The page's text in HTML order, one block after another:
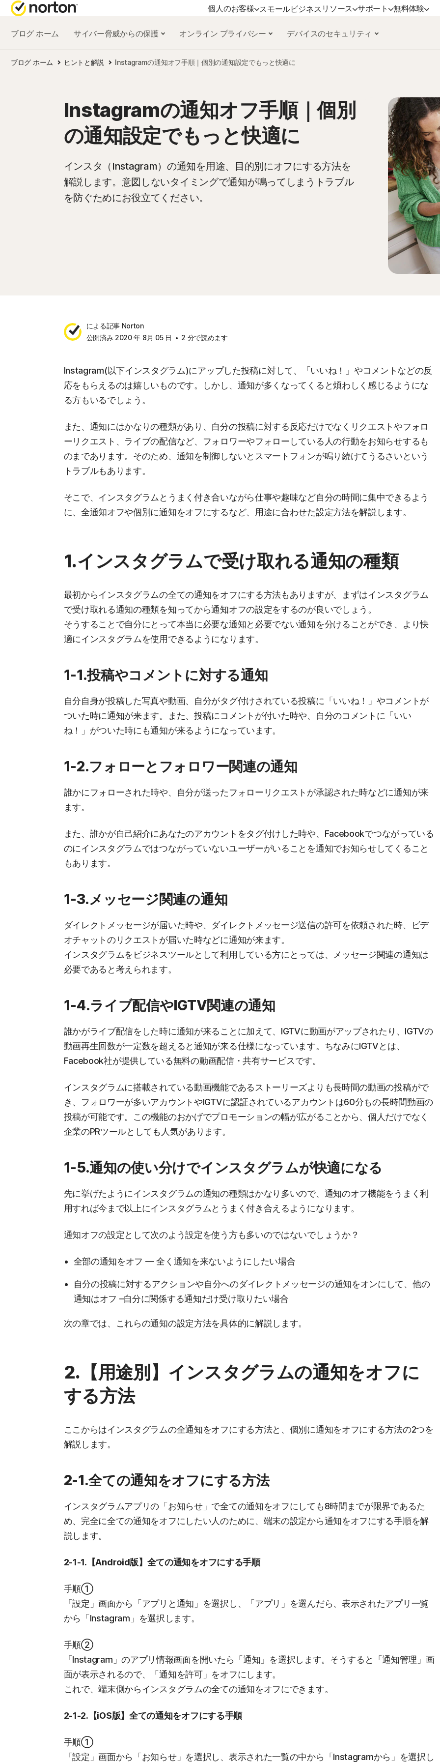
個人のお客様
オールインワン製品
ノートン 360 プレミアム
ノートン 360 スタンダード
ノートン 360 for Gamers
デバイスセキュリティ
ノートン アンチウイルス プラス
Android 版™
ノートン モバイル セキュリティ iOS
版™
すべての製品とサービス
スモールビジネス リソース
ノートンのブログ
プライバシーに関するリソース
サポート
サポート
カスタマーサポート
詳しく見る
無料体験
無料体験
ブログ ホーム サイバー脅威からの保護 オンライン プライバシー デバイスのセキュリティ
ブログ ホーム ヒントと解説 Instagramの通知オフ手順｜個別の通知設定でもっと快適に
Instagramの通知オフ手順｜個別
の通知設定でもっと快適に
インスタ（Instagram）の通知を用途、目的別にオフにする方法を
解説します。意図しないタイミングで通知が鳴ってしまうトラブル
を防ぐためにお役立てください。
による記事 Norton
公開済み 2020 年 8月 05 日
2 分で読めます
Instagram(以下インスタグラム)にアップした投稿に対して、「いいね！」やコメントなどの反
応をもらえるのは嬉しいものです。しかし、通知が多くなってくると煩わしく感じるようにな
る方もいるでしょう。
また、通知にはかなりの種類があり、自分の投稿に対する反応だけでなくリクエストやフォロ
ーリクエスト、ライブの配信など、フォロワーやフォローしている人の行動をお知らせするも
のまであります。そのため、通知を制御しないとスマートフォンが鳴り続けてうるさいという
トラブルもあります。
そこで、インスタグラムとうまく付き合いながら仕事や趣味など自分の時間に集中できるよう
に、全通知オフや個別に通知をオフにするなど、用途に合わせた設定方法を解説します。
1.インスタグラムで受け取れる通知の種類
最初からインスタグラムの全ての通知をオフにする方法もありますが、まずはインスタグラム
で受け取れる通知の種類を知ってから通知オフの設定をするのが良いでしょう。
そうすることで自分にとって本当に必要な通知と必要でない通知を分けることができ、より快
適にインスタグラムを使用できるようになります。
1-1.投稿やコメントに対する通知
自分自身が投稿した写真や動画、自分がタグ付けされている投稿に「いいね！」やコメントが
ついた時に通知が来ます。また、投稿にコメントが付いた時や、自分のコメントに「いい
ね！」がついた時にも通知が来るようになっています。
1-2.フォローとフォロワー関連の通知
誰かにフォローされた時や、自分が送ったフォローリクエストが承認された時などに通知が来
ます。
また、誰かが自己紹介にあなたのアカウントをタグ付けした時や、Facebookでつながっている
のにインスタグラムではつながっていないユーザーがいることを通知でお知らせしてくること
もあります。
1-3.メッセージ関連の通知
ダイレクトメッセージが届いた時や、ダイレクトメッセージ送信の許可を依頼された時、ビデ
オチャットのリクエストが届いた時などに通知が来ます。
インスタグラムをビジネスツールとして利用している方にとっては、メッセージ関連の通知は
必要であると考えられます。
1-4.ライブ配信やIGTV関連の通知
誰かがライブ配信をした時に通知が来ることに加えて、IGTVに動画がアップされたり、IGTVの
動画再生回数が一定数を超えると通知が来る仕様になっています。ちなみにIGTVとは、
Facebook社が提供している無料の動画配信・共有サービスです。
インスタグラムに搭載されている動画機能であるストーリーズよりも長時間の動画の投稿がで
き、フォロワーが多いアカウントやIGTVに認証されているアカウントは60分もの長時間動画の
投稿が可能です。この機能のおかげでプロモーションの幅が広がることから、個人だけでなく
企業のPRツールとしても人気があります。
1-5.通知の使い分けでインスタグラムが快適になる
先に挙げたようにインスタグラムの通知の種類はかなり多いので、通知のオフ機能をうまく利
用すれば今まで以上にインスタグラムとうまく付き合えるようになります。
通知オフの設定として次のよう設定を使う方も多いのではないでしょうか？
全部の通知をオフ — 全く通知を来ないようにしたい場合
自分の投稿に対するアクションや自分へのダイレクトメッセージの通知をオンにして、他の
通知はオフ –自分に関係する通知だけ受け取りたい場合
次の章では、これらの通知の設定方法を具体的に解説します。
2.【用途別】インスタグラムの通知をオフに
する方法
ここからはインスタグラムの全通知をオフにする方法と、個別に通知をオフにする方法の2つを
解説します。
2-1.全ての通知をオフにする方法
インスタグラムアプリの「お知らせ」で全ての通知をオフにしても8時間までが限界であるた
め、完全に全ての通知をオフにしたい人のために、端末の設定から通知をオフにする手順を解
説します。
2-1-1.【Android版】全ての通知をオフにする手順
手順①
「設定」画面から「アプリと通知」を選択し、「アプリ」を選んだら、表示されたアプリ一覧
から「Instagram」を選択します。
手順②
「Instagram」のアプリ情報画面を開いたら「通知」を選択します。そうすると「通知管理」画
面が表示されるので、「通知を許可」をオフにします。
これで、端末側からインスタグラムの全ての通知をオフにできます。
2-1-2.【iOS版】全ての通知をオフにする手順
手順①
「設定」画面から「お知らせ」を選択し、表示された一覧の中から「Instagramから」を選択し